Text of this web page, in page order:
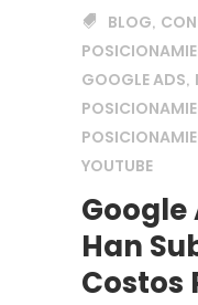
BLOG,
GOOGLE ADS,
YOUTUBE
Google
Han
Costos